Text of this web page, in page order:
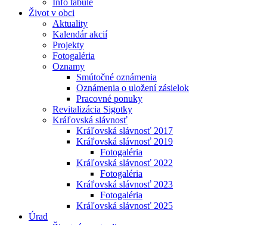
Info tabule
Život v obci
Aktuality
Kalendár akcií
Projekty
Fotogaléria
Oznamy
Smútočné oznámenia
Oznámenia o uložení zásielok
Pracovné ponuky
Revitalizácia Sigotky
Kráľovská slávnosť
Kráľovská slávnosť 2017
Kráľovská slávnosť 2019
Fotogaléria
Kráľovská slávnosť 2022
Fotogaléria
Kráľovská slávnosť 2023
Fotogaléria
Kráľovská slávnosť 2025
Úrad